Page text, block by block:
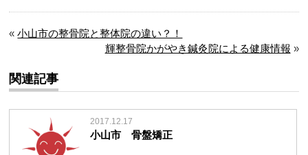
«小山市の整骨院と整体院の違い？！
輝整骨院かがやき鍼灸院による健康情報 »
関連記事
2017.12.17
小山市 骨盤矯正